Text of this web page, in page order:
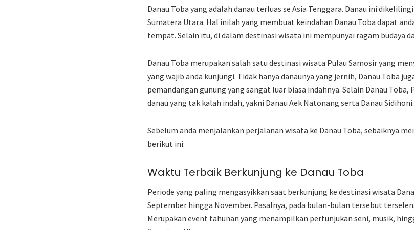
Danau Toba yang adalah danau terluas se Asia Tenggara. Danau ini
Sumatera Utara. Hal inilah yang membuat keindahan Danau Toba dapat
tempat. Selain itu, di dalam destinasi wisata ini mempunyai ragam budaya
Danau Toba merupakan salah satu destinasi wisata Pulau Samosir yang
yang wajib anda kunjungi. Tidak hanya danaunya yang jernih, Danau Toba
pemandangan gunung yang sangat luar biasa indahnya. Selain Danau Toba,
danau yang tak kalah indah, yakni Danau Aek Natonang serta Danau Sidihoni.
Sebelum anda menjalankan perjalanan wisata ke Danau Toba, sebaiknya
berikut ini:
Waktu Terbaik Berkunjung ke Danau Toba
Periode yang paling mengasyikkan saat berkunjung ke destinasi wisata
September hingga November. Pasalnya, pada bulan-bulan tersebut
Merupakan event tahunan yang menampilkan pertunjukan seni, musik,